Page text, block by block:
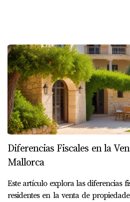
Diferencias Fiscales en la
Mallorca
Este artículo explora las diferencias
residentes en la venta de